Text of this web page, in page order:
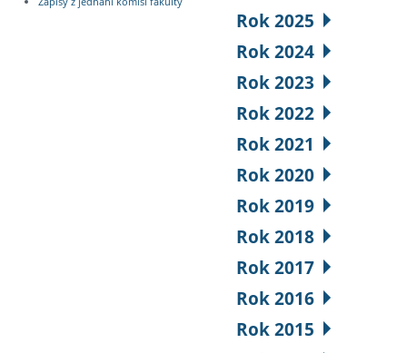
Rok 2025
Rok 2024
Rok 2023
Rok 2022
Rok 2021
Rok 2020
Rok 2019
Rok 2018
Rok 2017
Rok 2016
Rok 2015